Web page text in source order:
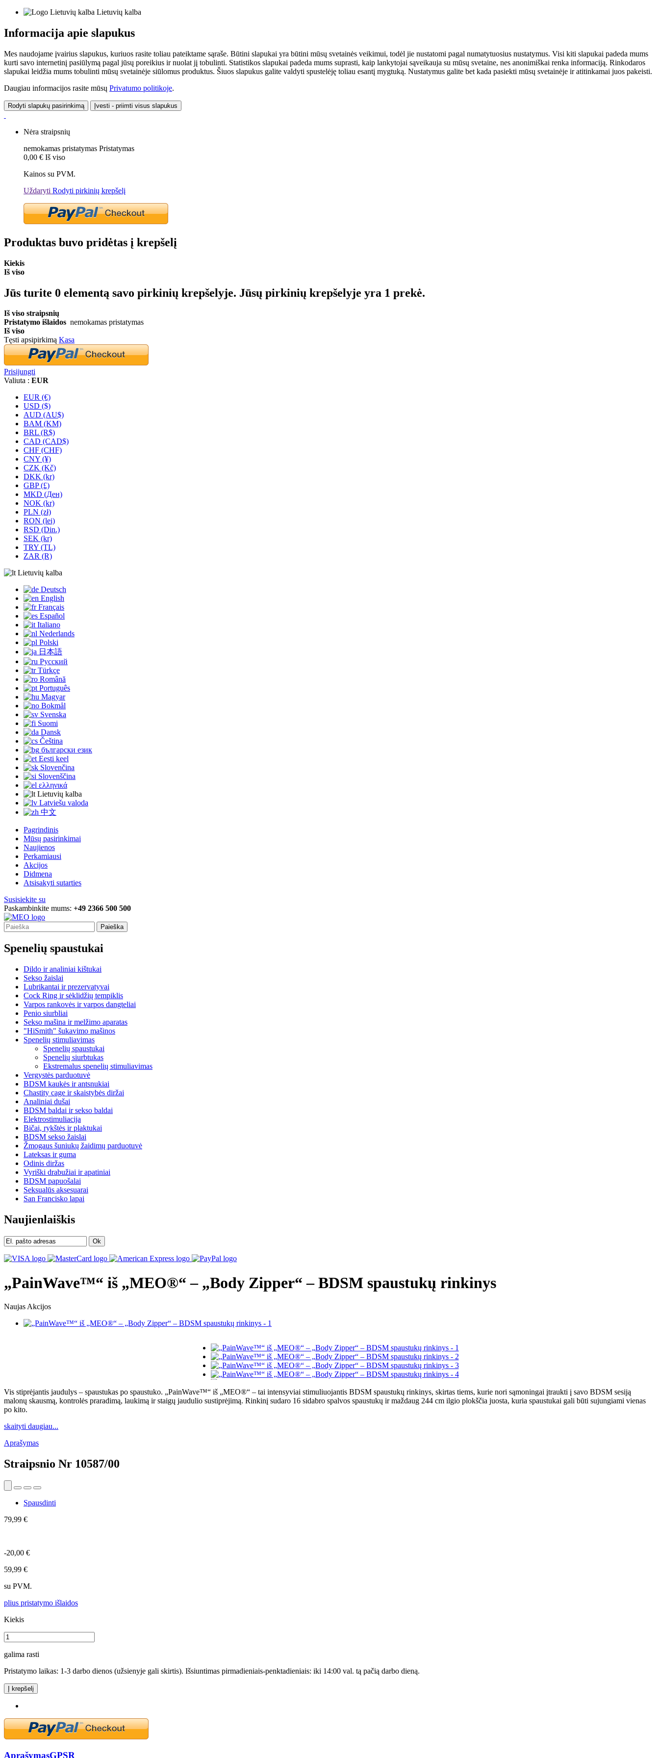
Lietuvių kalba
Informacija apie slapukus
Mes naudojame įvairius slapukus, kuriuos rasite toliau pateiktame sąraše. Būtini slapukai yra būtini mūsų svetainės veikimui, todėl jie nustatomi pagal numatytuosius nustatymus. Visi kiti slapukai padeda mums
kurti savo internetinį pasiūlymą pagal jūsų poreikius ir nuolat jį tobulinti. Statistikos slapukai padeda mums suprasti, kaip lankytojai sąveikauja su mūsų svetaine, nes anonimiškai renka informaciją. Rinkodaros
slapukai leidžia mums tobulinti mūsų svetainėje siūlomus produktus. Šiuos slapukus galite valdyti spustelėję toliau esantį mygtuką. Nustatymus galite bet kada pasiekti mūsų svetainėje ir atitinkamai juos pakeisti.
Daugiau informacijos rasite mūsų Privatumo politikoje.
Rodyti slapukų pasirinkimą Įvesti - priimti visus slapukus
Nėra straipsnių
nemokamas pristatymas Pristatymas
0,00 € Iš viso
Kainos su PVM.
Uždaryti Rodyti pirkinių krepšelį
Produktas buvo pridėtas į krepšelį
Kiekis
Iš viso
Jūs turite 0 elementą savo pirkinių krepšelyje. Jūsų pirkinių krepšelyje yra 1 prekė.
Iš viso straipsnių
Pristatymo išlaidos nemokamas pristatymas
Iš viso
Tęsti apsipirkimą Kasa
Prisijungti
Valiuta : EUR
EUR (€)
USD ($)
AUD (AU$)
BAM (KM)
BRL (R$)
CAD (CAD$)
CHF (CHF)
CNY (¥)
CZK (Kč)
DKK (kr)
GBP (£)
MKD (Ден)
NOK (kr)
PLN (zł)
RON (lei)
RSD (Din.)
SEK (kr)
TRY (TL)
ZAR (R)
Lietuvių kalba
Deutsch
English
Français
Español
Italiano
Nederlands
Polski
日本語
Русский
Türkçe
Română
Português
Magyar
Bokmål
Svenska
Suomi
Dansk
Čeština
български език
Eesti keel
Slovenčina
Slovenščina
ελληνικά
Lietuvių kalba
Latviešu valoda
中文
Pagrindinis
Mūsų pasirinkimai
Naujienos
Perkamiausi
Akcijos
Didmena
Atsisakyti sutarties
Susisiekite su
Paskambinkite mums: +49 2366 500 500
Paieška
Spenelių spaustukai
Dildo ir analiniai kištukai
Sekso žaislai
Lubrikantai ir prezervatyvai
Cock Ring ir sėklidžių tempiklis
Varpos rankovės ir varpos dangteliai
Penio siurbliai
Sekso mašina ir melžimo aparatas
"HiSmith" šukavimo mašinos
Spenelių stimuliavimas
Spenelių spaustukai
Spenelių siurbtukas
Ekstremalus spenelių stimuliavimas
Vergystės parduotuvė
BDSM kaukės ir antsnukiai
Chastity cage ir skaistybės diržai
Analiniai dušai
BDSM baldai ir sekso baldai
Elektrostimuliacija
Bičai, rykštės ir plaktukai
BDSM sekso žaislai
Žmogaus šuniukų žaidimų parduotuvė
Lateksas ir guma
Odinis diržas
Vyriški drabužiai ir apatiniai
BDSM papuošalai
Seksualūs aksesuarai
San Francisko lapai
Naujienlaiškis
Ok
„PainWave™“ iš „MEO®“ – „Body Zipper“ – BDSM spaustukų rinkinys
Naujas Akcijos
Vis stiprėjantis jaudulys – spaustukas po spaustuko. „PainWave™“ iš „MEO®“ – tai intensyviai stimuliuojantis BDSM spaustukų rinkinys, skirtas tiems, kurie nori sąmoningai įtraukti į savo BDSM sesiją
malonų skausmą, kontrolės praradimą, laukimą ir staigų jaudulio sustiprėjimą. Rinkinį sudaro 16 sidabro spalvos spaustukų ir maždaug 244 cm ilgio plokščia juosta, kuria spaustukai gali būti sujungiami vienas
po kito.
skaityti daugiau...
Aprašymas
Straipsnio Nr 10587/00
Spausdinti
79,99 €
-20,00 €
59,99 €
su PVM.
plius pristatymo išlaidos
Kiekis
galima rasti
Pristatymo laikas: 1-3 darbo dienos (užsienyje gali skirtis). Išsiuntimas pirmadieniais-penktadieniais: iki 14:00 val. tą pačią darbo dieną.
Į krepšelį
AprašymasGPSR